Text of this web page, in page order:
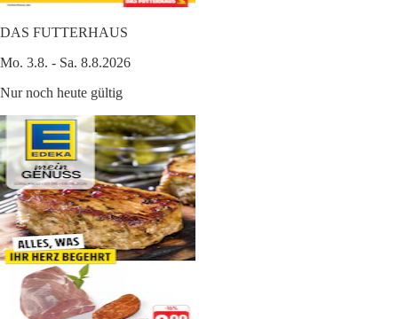
DAS FUTTERHAUS
Mo. 3.8. - Sa. 8.8.2026
Nur noch heute gültig